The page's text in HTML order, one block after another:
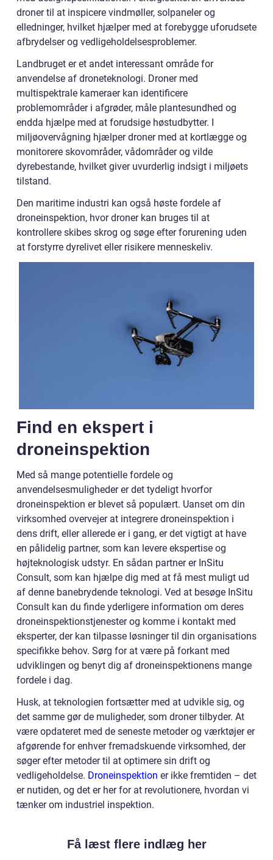
droner til at inspicere vindmøller, solpaneler og
elledninger, hvilket hjælper med at forebygge uforudsete
afbrydelser og vedligeholdelsesproblemer.
Landbruget er et andet interessant område for
anvendelse af droneteknologi. Droner med
multispektrale kameraer kan identificere
problemområder i afgrøder, måle plantesundhed og
endda hjælpe med at forudsige høstudbytter. I
miljøovervågning hjælper droner med at kortlægge og
monitorere skovområder, vådområder og vilde
dyrebestande, hvilket giver uvurderlig indsigt i miljøets
tilstand.
Den maritime industri kan også høste fordele af
droneinspektion, hvor droner kan bruges til at
kontrollere skibes skrog og søge efter forurening uden
at forstyrre dyrelivet eller risikere menneskeliv.
Find en ekspert i
droneinspektion
Med så mange potentielle fordele og
anvendelsesmuligheder er det tydeligt hvorfor
droneinspektion er blevet så populært. Uanset om din
virksomhed overvejer at integrere droneinspektion i
dens drift, eller allerede er i gang, er det vigtigt at have
en pålidelig partner, som kan levere ekspertise og
højteknologisk udstyr. En sådan partner er InSitu
Consult, som kan hjælpe dig med at få mest muligt ud
af denne banebrydende teknologi. Ved at besøge InSitu
Consult kan du finde yderligere information om deres
droneinspektionstjenester og komme i kontakt med
eksperter, der kan tilpasse løsninger til din organisations
specifikke behov. Sørg for at være på forkant med
udviklingen og benyt dig af droneinspektionens mange
fordele i dag.
Husk, at teknologien fortsætter med at udvikle sig, og
det samme gør de muligheder, som droner tilbyder. At
være opdateret med de seneste metoder og værktøjer er
afgørende for enhver fremadskuende virksomhed, der
søger efter metoder til at optimere sin drift og
vedligeholdelse. Droneinspektion er ikke fremtiden – det
er nutiden, og det er her for at revolutionere, hvordan vi
tænker om industriel inspektion.
Få læst flere indlæg her